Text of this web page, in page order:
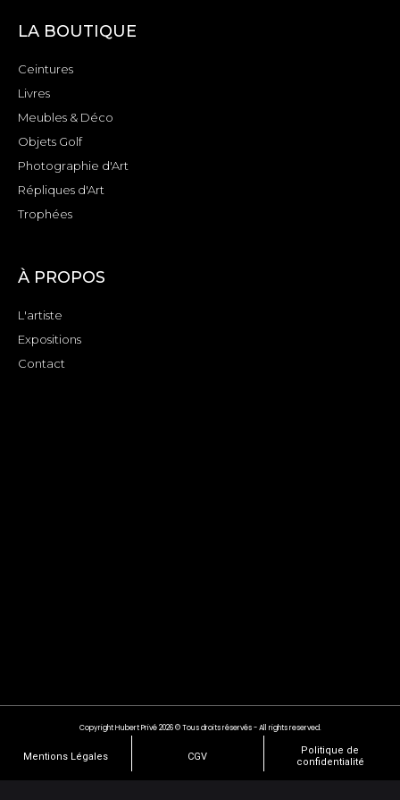
LA BOUTIQUE
Ceintures
Livres
Meubles & Déco
Objets Golf
Photographie d'Art
Répliques d'Art
Trophées
À PROPOS
L'artiste
Expositions
Contact
Copyright Hubert Privé 2026 © Tous droits réservés - All rights reserved.
Mentions Légales CGV
Politique de
confidentialité